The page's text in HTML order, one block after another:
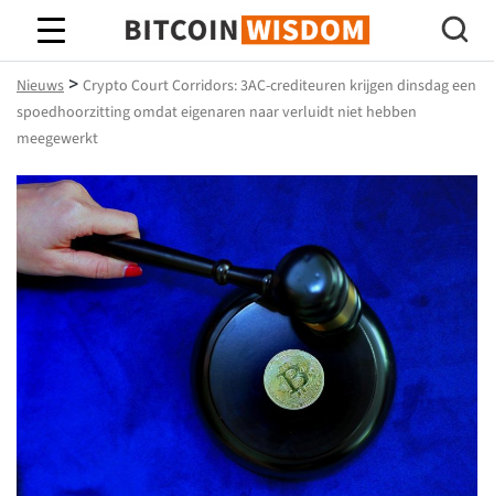
Bitcoin-wijsheid
Nieuws > Crypto Court Corridors: 3AC-crediteuren krijgen dinsdag een
spoedhoorzitting omdat eigenaren naar verluidt niet hebben
meegewerkt